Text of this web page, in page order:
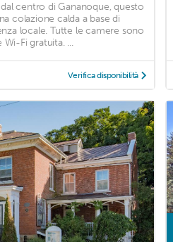
centro di Gananoque, questo
colazione calda a base di
locale. Tutte le camere sono
Fi gratuita. ...
Verifica disponibilità